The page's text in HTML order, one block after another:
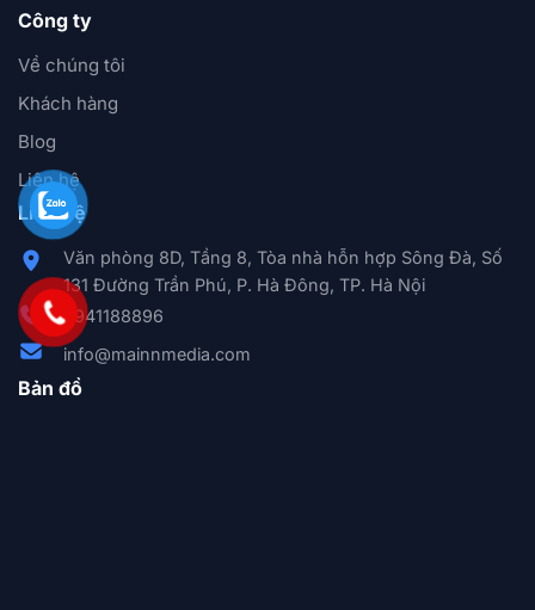
Công ty
Về chúng tôi
Khách hàng
Blog
Liên hệ
Liên hệ
Văn phòng 8D, Tầng 8, Tòa nhà hỗn hợp Sông Đà, Số
131 Đường Trần Phú, P. Hà Đông, TP. Hà Nội
0941188896
info@mainnmedia.com
Bản đồ